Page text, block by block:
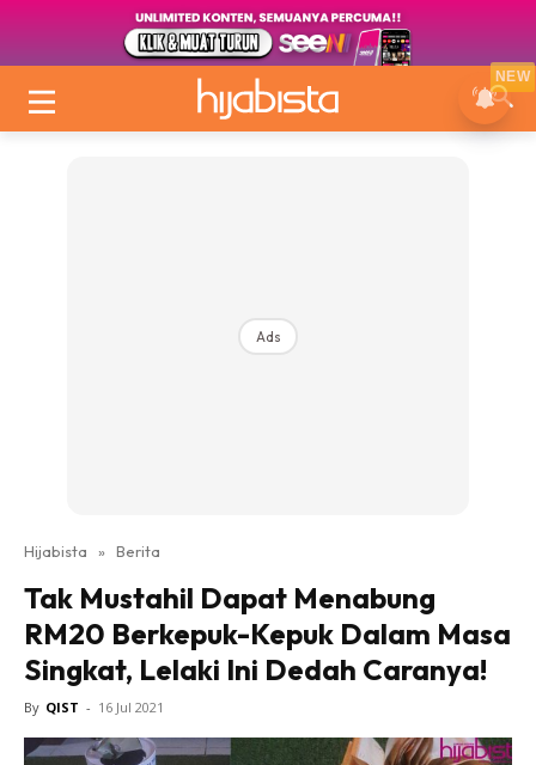
Ads
Hijabista » Berita
Tak Mustahil Dapat Menabung
RM20 Berkepuk-Kepuk Dalam Masa
Singkat, Lelaki Ini Dedah Caranya!
By QIST - 16 Jul 2021
NEW